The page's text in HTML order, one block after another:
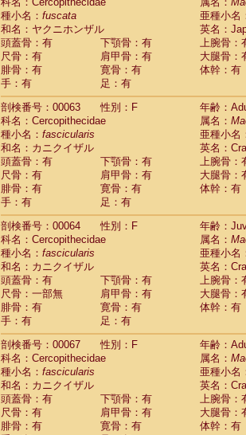
種小名： fuscata
亜種小名
和名：ヤクニホンザル
英名：
頭蓋骨：有
下顎骨：有
上腕骨：
尺骨：有
肩甲骨：有
大腿骨：
腓骨：有
寛骨：有
体幹：有
手：有
足：有
剖検番号：00063
性別：F
年齢：
科名：Cercopithecidae
属名：
種小名： fascicularis
亜種小名
和名：カニクイザル
英名：
頭蓋骨：有
下顎骨：有
上腕骨：
尺骨：有
肩甲骨：有
大腿骨：
腓骨：有
寛骨：有
体幹：有
手：有
足：有
剖検番号：00064
性別：F
年齢：
科名：Cercopithecidae
属名：
種小名： fascicularis
亜種小名
和名：カニクイザル
英名：
頭蓋骨：有
下顎骨：有
上腕骨：
尺骨：一部無
肩甲骨：有
大腿骨：
腓骨：有
寛骨：有
体幹：有
手：有
足：有
剖検番号：00067
性別：F
年齢：
科名：Cercopithecidae
属名：
種小名： fascicularis
亜種小名
和名：カニクイザル
英名：
頭蓋骨：有
下顎骨：有
上腕骨：
尺骨：有
肩甲骨：有
大腿骨：
腓骨：有
寛骨：有
体幹：有